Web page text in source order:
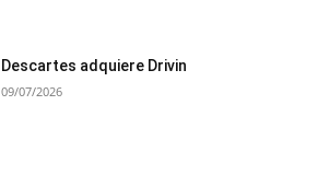
Descartes adquiere Drivin
09/07/2026